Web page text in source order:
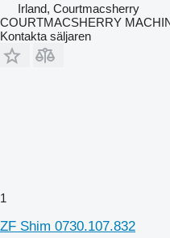
Irland, Courtmacsherry
COURTMACSHERRY
Kontakta säljaren
1
ZF Shim 0730.107.832